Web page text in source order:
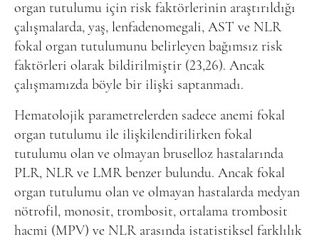
organ tutulumu için risk faktörlerinin araştırıldığı
çalışmalarda, yaş, lenfadenomegali, AST ve NLR
fokal organ tutulumunu belirleyen bağımsız risk
faktörleri olarak bildirilmiştir (23,26). Ancak
çalışmamızda böyle bir ilişki saptanmadı.
Hematolojik parametrelerden sadece anemi fokal
organ tutulumu ile ilişkilendirilirken fokal
tutulumu olan ve olmayan bruselloz hastalarında
PLR, NLR ve LMR benzer bulundu. Ancak fokal
organ tutulumu olan ve olmayan hastalarda medyan
nötrofil, monosit, trombosit, ortalama trombosit
hacmi (MPV) ve NLR arasında istatistiksel farklılık